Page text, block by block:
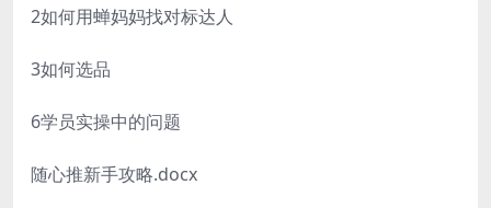
2如何用蝉妈妈找对标达人
3如何选品
6学员实操中的问题
随心推新手攻略.docx